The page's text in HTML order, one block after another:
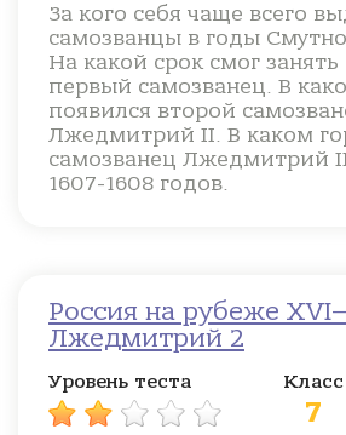
За кого себя чаще всего
самозванцы в годы
На какой срок смог занять
первый самозванец. В
появился второй
Лжедмитрий II. В каком
самозванец Лжедмитрий
1607-1608 годов.
Россия на рубеже
Лжедмитрий 2
Уровень теста Класс
7